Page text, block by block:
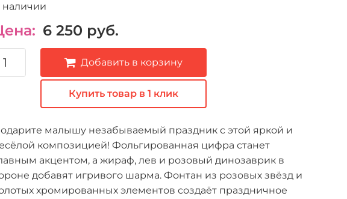
наличии
6 250 руб.
Добавить в корзину
Купить товар в 1 клик
малышу незабываемый праздник с этой яркой и
композицией! Фольгированная цифра станет
акцентом, а жираф, лев и розовый динозаврик в
добавят игривого шарма. Фонтан из розовых звёзд и
хромированных элементов создаёт праздничное